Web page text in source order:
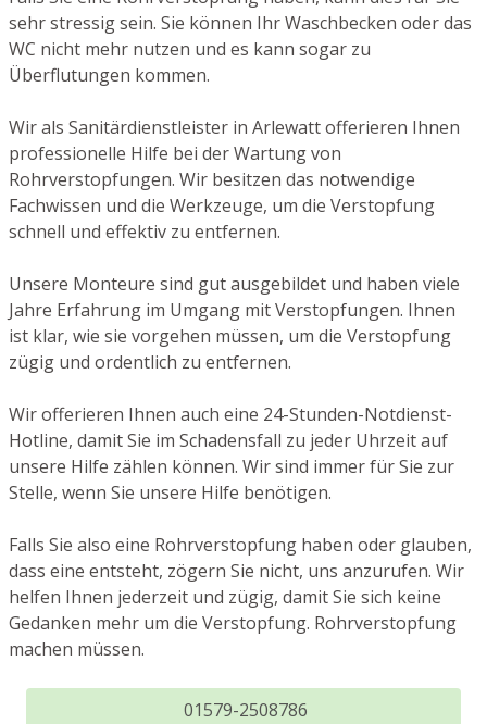
sehr stressig sein. Sie können Ihr Waschbecken oder das
WC nicht mehr nutzen und es kann sogar zu
Überflutungen kommen.
Wir als Sanitärdienstleister in Arlewatt offerieren Ihnen
professionelle Hilfe bei der Wartung von
Rohrverstopfungen. Wir besitzen das notwendige
Fachwissen und die Werkzeuge, um die Verstopfung
schnell und effektiv zu entfernen.
Unsere Monteure sind gut ausgebildet und haben viele
Jahre Erfahrung im Umgang mit Verstopfungen. Ihnen
ist klar, wie sie vorgehen müssen, um die Verstopfung
zügig und ordentlich zu entfernen.
Wir offerieren Ihnen auch eine 24-Stunden-Notdienst-
Hotline, damit Sie im Schadensfall zu jeder Uhrzeit auf
unsere Hilfe zählen können. Wir sind immer für Sie zur
Stelle, wenn Sie unsere Hilfe benötigen.
Falls Sie also eine Rohrverstopfung haben oder glauben,
dass eine entsteht, zögern Sie nicht, uns anzurufen. Wir
helfen Ihnen jederzeit und zügig, damit Sie sich keine
Gedanken mehr um die Verstopfung. Rohrverstopfung
machen müssen.
01579-2508786